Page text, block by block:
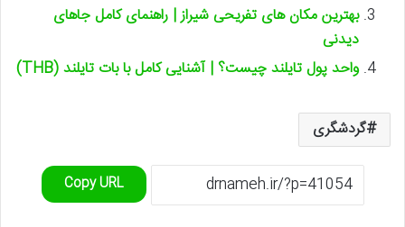
بهترین مکان های تفریحی شیراز | راهنمای کامل جاهای
دیدنی
واحد پول تایلند چیست؟ | آشنایی کامل با بات تایلند (THB)
گردشگری
Copy URL